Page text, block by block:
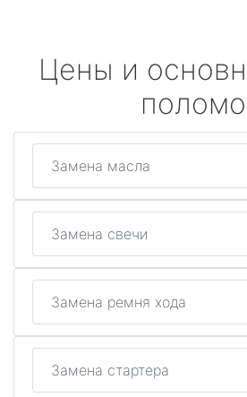
Цены и
Замена масла
Замена свечи
Замена ремня хода
Замена стартера